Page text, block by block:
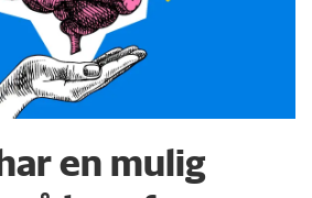
en mulig